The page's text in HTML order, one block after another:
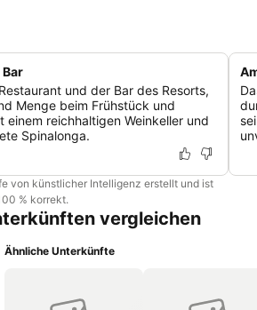
und der Bar des Resorts,
Menge beim Frühstück und
einem reichhaltigen Weinkeller und
Spinalonga.
von künstlicher Intelligenz erstellt und ist
% korrekt.
vergleichen
Ähnliche Unterkünfte